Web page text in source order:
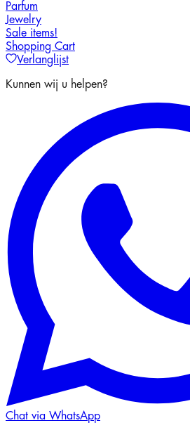
Parfum
Jewelry
Sale items!
Shopping Cart
Verlanglijst
Kunnen wij u helpen?
Chat via WhatsApp